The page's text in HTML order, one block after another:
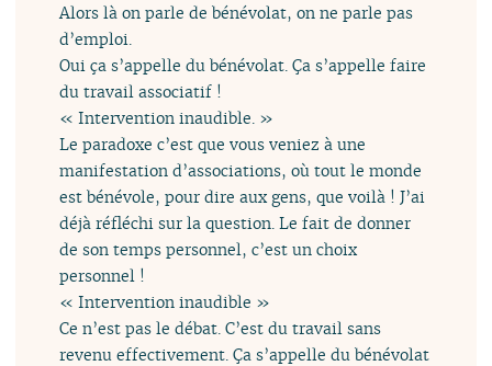
Alors là on parle de bénévolat, on ne parle pas
d’emploi.
Oui ça s’appelle du bénévolat. Ça s’appelle faire
du travail associatif !
« Intervention inaudible. »
Le paradoxe c’est que vous veniez à une
manifestation d’associations, où tout le monde
est bénévole, pour dire aux gens, que voilà ! J’ai
déjà réfléchi sur la question. Le fait de donner
de son temps personnel, c’est un choix
personnel !
« Intervention inaudible »
Ce n’est pas le débat. C’est du travail sans
revenu effectivement. Ça s’appelle du bénévolat